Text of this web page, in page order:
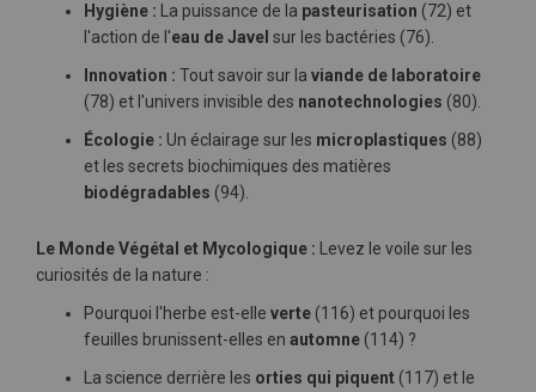
Hygiène : La puissance de la pasteurisation (72) et
l'action de l'eau de Javel sur les bactéries (76).
Innovation : Tout savoir sur la viande de laboratoire
(78) et l'univers invisible des nanotechnologies (80).
Écologie : Un éclairage sur les microplastiques (88)
et les secrets biochimiques des matières
biodégradables (94).
Le Monde Végétal et Mycologique : Levez le voile sur les
curiosités de la nature :
Pourquoi l'herbe est-elle verte (116) et pourquoi les
feuilles brunissent-elles en automne (114) ?
La science derrière les orties qui piquent (117) et le